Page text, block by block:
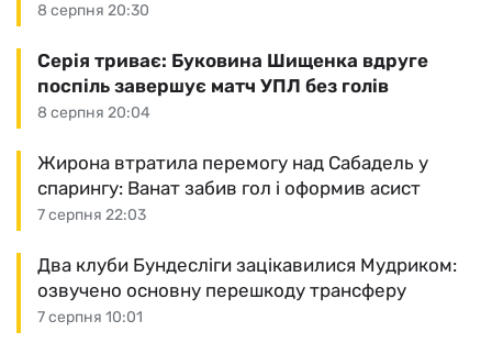
8 серпня 20:30
8 серпня 20:04
Серія триває: Буковина Шищенка вдруге
поспіль завершує матч УПЛ без голів
7 серпня 22:03
Жирона втратила перемогу над Сабадель у
спарингу: Ванат забив гол і оформив асист
7 серпня 10:01
Два клуби Бундесліги зацікавилися Мудриком:
озвучено основну перешкоду трансферу